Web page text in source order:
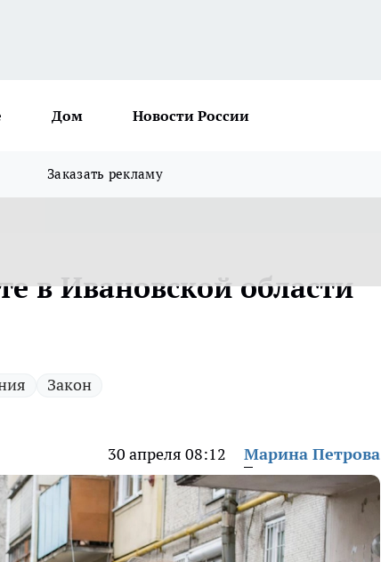
Дом Новости России
Заказать рекламу
в Ивановской области
Закон
30 апреля 08:12 Марина Петрова